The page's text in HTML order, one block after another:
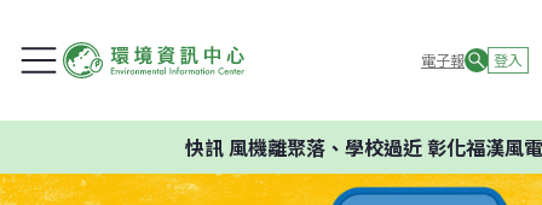
電子報 登入
快訊風機離聚落、學校過近 彰化福漢風電